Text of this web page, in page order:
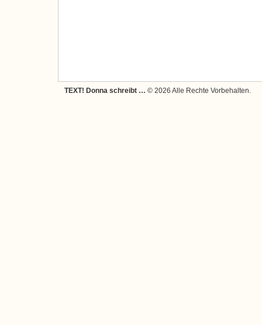
TEXT! Donna schreibt … © 2026 Alle Rechte Vorbehalten.